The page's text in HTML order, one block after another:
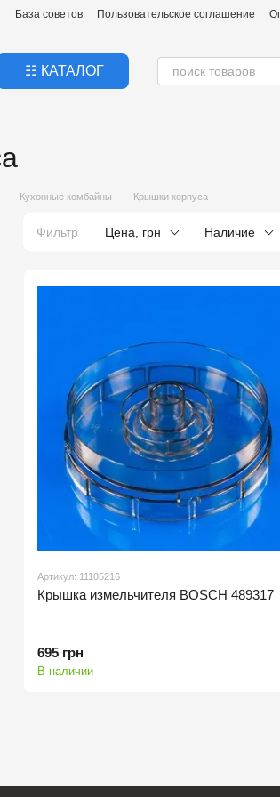
База советов Пользовательское соглашение
☷ КАТАЛОГ
Кухонные комбайны Крышки корпуса
Фильтр Цена, грн Наличие
Артикул: 11105216
Крышка измельчителя BOSCH 489317
695 грн
В наличии